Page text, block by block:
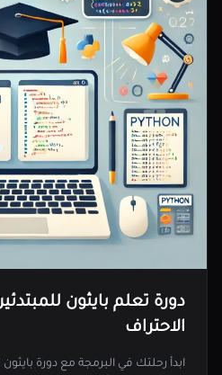
دورة تعلم بايثون
الاحتراف
ابدأ رحلتك في البرمجة مع دورة